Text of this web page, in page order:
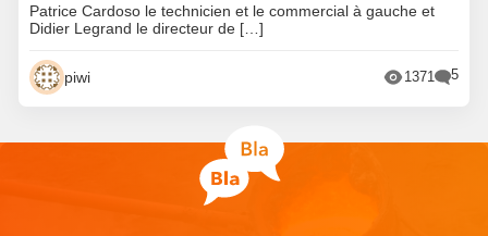
Patrice Cardoso le technicien et le commercial à gauche et
Didier Legrand le directeur de […]
piwi 1371 5